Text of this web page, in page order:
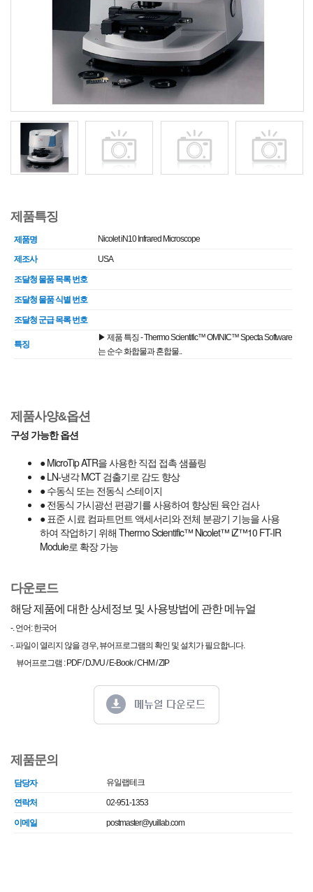
제품특징
제품명 Nicolet iN10 Infrared Microscope
제조사 USA
조달청 물품 목록 번호
조달청 물품 식별 번호
조달청 군급 목록 번호
특징
▶ 제품 특징 - Thermo Scientific™ OMNIC™ Specta Software
는 순수 화합물과 혼합물..
제품사양&옵션
구성 가능한 옵션
● MicroTip ATR을 사용한 직접 접촉 샘플링
● LN-냉각 MCT 검출기로 감도 향상
● 수동식 또는 전동식 스테이지
● 전동식 가시광선 편광기를 사용하여 향상된 육안 검사
● 표준 시료 컴파트먼트 액세서리와 전체 분광기 기능을 사용
하여 작업하기 위해 Thermo Scientific™ Nicolet™ iZ™10 FT-IR
Module로 확장 가능
다운로드
해당 제품에 대한 상세정보 및 사용방법에 관한 메뉴얼
-. 언어: 한국어
-. 파일이 열리지 않을 경우, 뷰어프로그램의 확인 및 설치가 필요합니다.
뷰어프로그램 : PDF / DJVU / E-Book / CHM / ZIP
제품문의
담당자 유일랩테크
연락처 02-951-1353
이메일 postmaster@yuillab.com